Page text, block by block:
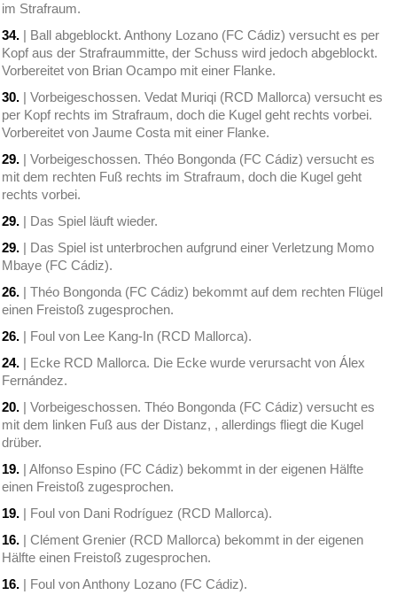
im Strafraum.
34. | Ball abgeblockt. Anthony Lozano (FC Cádiz) versucht es per
Kopf aus der Strafraummitte, der Schuss wird jedoch abgeblockt.
Vorbereitet von Brian Ocampo mit einer Flanke.
30. | Vorbeigeschossen. Vedat Muriqi (RCD Mallorca) versucht es
per Kopf rechts im Strafraum, doch die Kugel geht rechts vorbei.
Vorbereitet von Jaume Costa mit einer Flanke.
29. | Vorbeigeschossen. Théo Bongonda (FC Cádiz) versucht es
mit dem rechten Fuß rechts im Strafraum, doch die Kugel geht
rechts vorbei.
29. | Das Spiel läuft wieder.
29. | Das Spiel ist unterbrochen aufgrund einer Verletzung Momo
Mbaye (FC Cádiz).
26. | Théo Bongonda (FC Cádiz) bekommt auf dem rechten Flügel
einen Freistoß zugesprochen.
26. | Foul von Lee Kang-In (RCD Mallorca).
24. | Ecke RCD Mallorca. Die Ecke wurde verursacht von Álex
Fernández.
20. | Vorbeigeschossen. Théo Bongonda (FC Cádiz) versucht es
mit dem linken Fuß aus der Distanz, , allerdings fliegt die Kugel
drüber.
19. | Alfonso Espino (FC Cádiz) bekommt in der eigenen Hälfte
einen Freistoß zugesprochen.
19. | Foul von Dani Rodríguez (RCD Mallorca).
16. | Clément Grenier (RCD Mallorca) bekommt in der eigenen
Hälfte einen Freistoß zugesprochen.
16. | Foul von Anthony Lozano (FC Cádiz).